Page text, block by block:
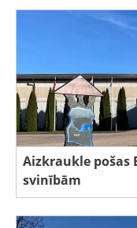
Aizkraukle pošas
svinībām